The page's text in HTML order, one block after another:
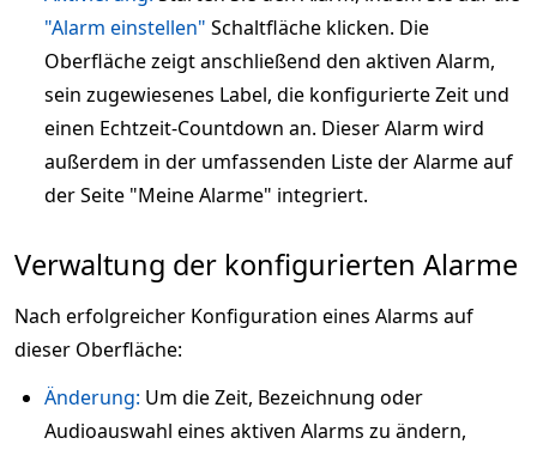
"Alarm einstellen" Schaltfläche klicken. Die
Oberfläche zeigt anschließend den aktiven Alarm,
sein zugewiesenes Label, die konfigurierte Zeit und
einen Echtzeit-Countdown an. Dieser Alarm wird
außerdem in der umfassenden Liste der Alarme auf
der Seite "Meine Alarme" integriert.
Verwaltung der konfigurierten Alarme
Nach erfolgreicher Konfiguration eines Alarms auf
dieser Oberfläche:
Änderung: Um die Zeit, Bezeichnung oder
Audioauswahl eines aktiven Alarms zu ändern,